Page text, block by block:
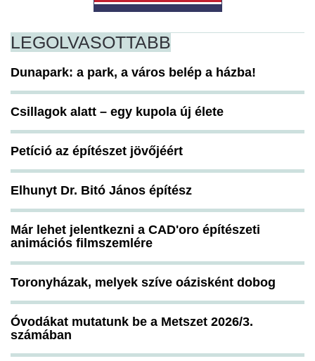
LEGOLVASOTTABB
Dunapark: a park, a város belép a házba!
Csillagok alatt – egy kupola új élete
Petíció az építészet jövőjéért
Elhunyt Dr. Bitó János építész
Már lehet jelentkezni a CAD'oro építészeti
animációs filmszemlére
Toronyházak, melyek szíve oázisként dobog
Óvodákat mutatunk be a Metszet 2026/3.
számában